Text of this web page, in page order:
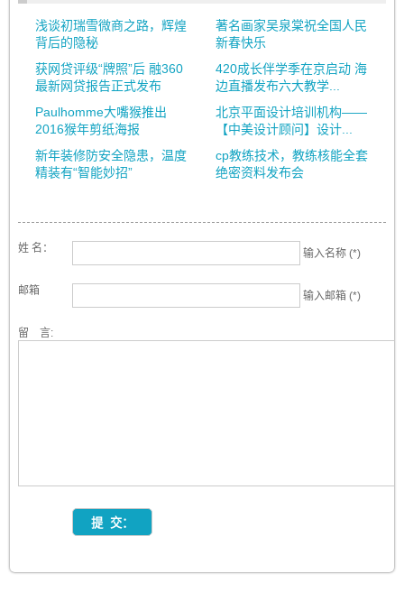
浅谈初瑞雪微商之路，辉煌
背后的隐秘
著名画家吴泉棠祝全国人民
新春快乐
获网贷评级“牌照”后 融360
最新网贷报告正式发布
420成长伴学季在京启动 海
边直播发布六大教学...
Paulhomme大嘴猴推出
2016猴年剪纸海报
北京平面设计培训机构——
【中美设计顾问】设计...
新年装修防安全隐患，温度
精装有“智能妙招”
cp教练技术，教练核能全套
绝密资料发布会
姓 名： 输入名称 (*)
邮箱 输入邮箱 (*)
留 言: